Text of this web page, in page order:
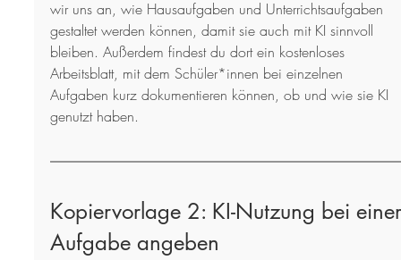
wir uns an, wie Hausaufgaben und Unterrichtsaufgaben
gestaltet werden können, damit sie auch mit KI sinnvoll
bleiben. Außerdem findest du dort ein kostenloses
Arbeitsblatt, mit dem Schüler*innen bei einzelnen
Aufgaben kurz dokumentieren können, ob und wie sie KI
genutzt haben.
Kopiervorlage 2: KI-Nutzung bei
Aufgabe angeben